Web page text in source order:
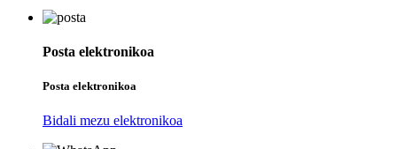
Posta elektronikoa
Posta elektronikoa
Bidali mezu elektronikoa